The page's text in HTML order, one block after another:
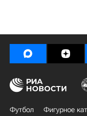
Футбол Фигурное